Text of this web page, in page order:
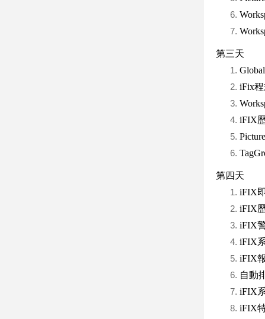
第三天
iFix
iFIX
第四天
iFIX
iFIX
iFIX
iFIX
iFIX
自動
iFIX
iFIX